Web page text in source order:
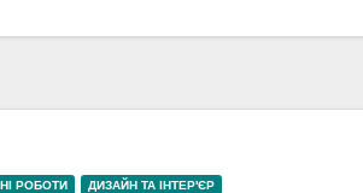
РОБОТИ ДИЗАЙН ТА ІНТЕР'ЄР